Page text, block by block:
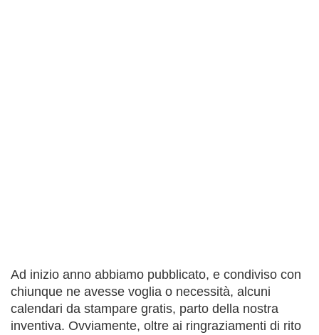
Ad inizio anno abbiamo pubblicato, e condiviso con
chiunque ne avesse voglia o necessità, alcuni
calendari da stampare gratis, parto della nostra
inventiva. Ovviamente, oltre ai ringraziamenti di rito